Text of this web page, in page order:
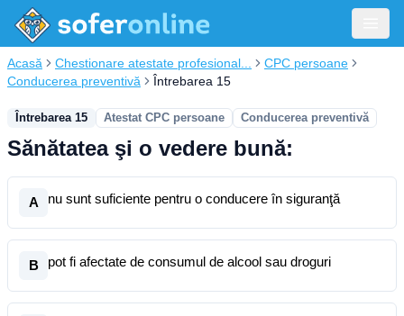
Acasă Chestionare atestate profesional...
CPC persoane
Conducerea preventivă
Întrebarea 15
Întrebarea 15 Atestat CPC persoane Conducerea preventivă
Sănătatea şi o vedere bună:
A nu sunt suficiente pentru o conducere în siguranţă
B pot fi afectate de consumul de alcool sau droguri